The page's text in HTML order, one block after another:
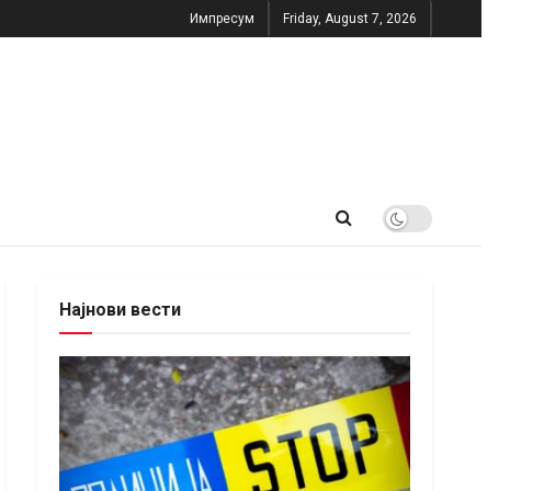
Импресум Friday, August 7, 2026
Најнови вести